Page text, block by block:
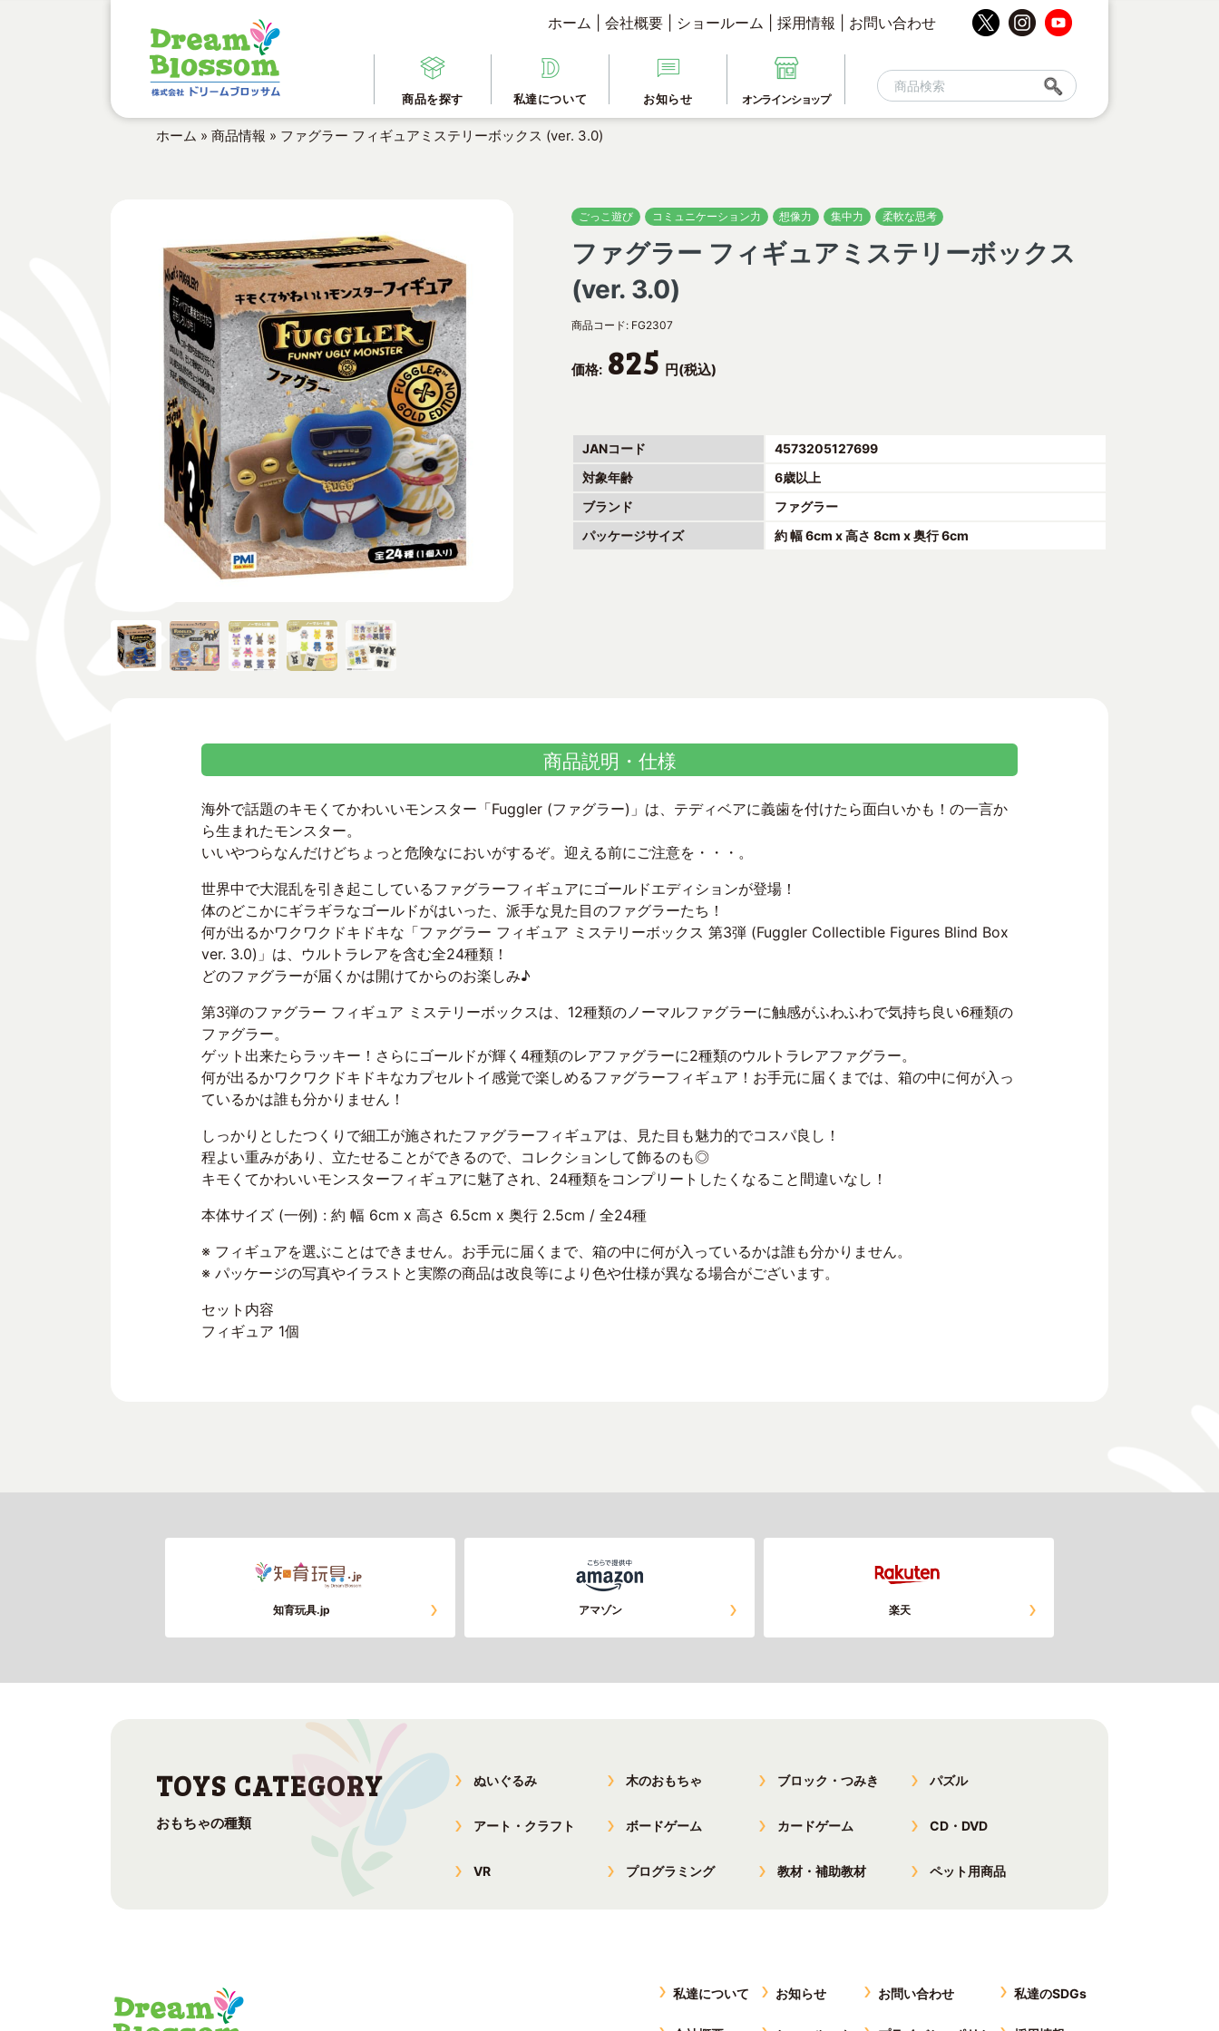
ホーム 会社概要 ショールーム 採用情報 お問い合わせ
商品を探す 私達について お知らせ オンラインショップ
ホーム » 商品情報 » ファグラー フィギュアミステリーボックス (ver. 3.0)
ごっこ遊び コミュニケーション力 想像力 集中力 柔軟な思考
ファグラー フィギュアミステリーボックス
(ver. 3.0)
商品コード: FG2307
価格: 825 円(税込)
JANコード
4573205127699
対象年齢
6歳以上
ブランド
ファグラー
パッケージサイズ
約 幅 6cm x 高さ 8cm x 奥行 6cm
商品説明・仕様
海外で話題のキモくてかわいいモンスター「Fuggler (ファグラー)」は、テディベアに義歯を付けたら面白いかも！の一言か
ら生まれたモンスター。
いいやつらなんだけどちょっと危険なにおいがするぞ。迎える前にご注意を・・・。
世界中で大混乱を引き起こしているファグラーフィギュアにゴールドエディションが登場！
体のどこかにギラギラなゴールドがはいった、派手な見た目のファグラーたち！
何が出るかワクワクドキドキな「ファグラー フィギュア ミステリーボックス 第3弾 (Fuggler Collectible Figures Blind Box
ver. 3.0)」は、ウルトラレアを含む全24種類！
どのファグラーが届くかは開けてからのお楽しみ♪
第3弾のファグラー フィギュア ミステリーボックスは、12種類のノーマルファグラーに触感がふわふわで気持ち良い6種類の
ファグラー。
ゲット出来たらラッキー！さらにゴールドが輝く4種類のレアファグラーに2種類のウルトラレアファグラー。
何が出るかワクワクドキドキなカプセルトイ感覚で楽しめるファグラーフィギュア！お手元に届くまでは、箱の中に何が入っ
ているかは誰も分かりません！
しっかりとしたつくりで細工が施されたファグラーフィギュアは、見た目も魅力的でコスパ良し！
程よい重みがあり、立たせることができるので、コレクションして飾るのも◎
キモくてかわいいモンスターフィギュアに魅了され、24種類をコンプリートしたくなること間違いなし！
本体サイズ (一例) : 約 幅 6cm x 高さ 6.5cm x 奥行 2.5cm / 全24種
※ フィギュアを選ぶことはできません。お手元に届くまで、箱の中に何が入っているかは誰も分かりません。
※ パッケージの写真やイラストと実際の商品は改良等により色や仕様が異なる場合がございます。
セット内容
フィギュア 1個
知育玩具.jp アマゾン 楽天
おもちゃの種類
ぬいぐるみ 木のおもちゃ ブロック・つみき パズル
アート・クラフト ボードゲーム カードゲーム CD・DVD
VR プログラミング 教材・補助教材 ペット用商品
私達について お知らせ お問い合わせ 私達のSDGs